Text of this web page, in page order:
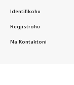
Identifikohu
Regjistrohu
Na Kontaktoni